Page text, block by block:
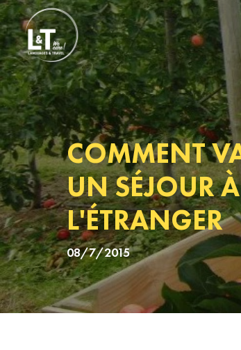
COMMENT
UN SÉJOUR À
L'ÉTRANGER
08/7/2015